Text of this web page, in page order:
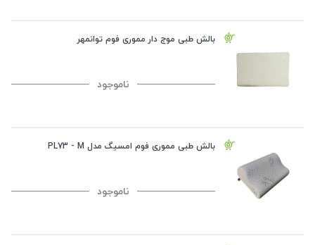
بالش طبی موج دار مموری فوم توانمهر
ناموجود
بالش طبی مموری فوم امسیگ مدل PL73 - M
ناموجود